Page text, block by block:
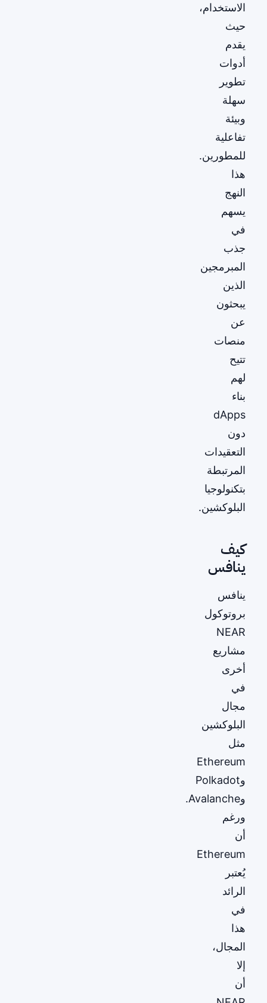
الاستخدام،
حيث
يقدم
أدوات
تطوير
سهلة
وبيئة
تفاعلية
للمطورين.
هذا
النهج
يسهم
في
جذب
المبرمجين
الذين
يبحثون
عن
منصات
تتيح
لهم
بناء
dApps
دون
التعقيدات
المرتبطة
بتكنولوجيا
البلوكشين.
كيف
ينافس
ينافس
بروتوكول
NEAR
مشاريع
أخرى
في
مجال
البلوكشين
مثل
Ethereum
وPolkadot
وAvalanche.
ورغم
أن
Ethereum
يُعتبر
الرائد
في
هذا
المجال،
إلا
أن